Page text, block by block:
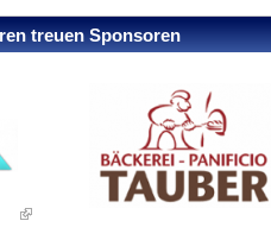
treuen Sponsoren